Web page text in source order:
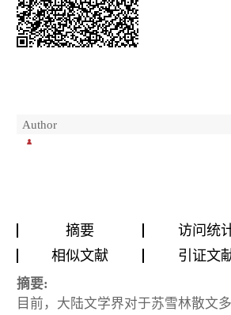
Author
摘要 访问统
相似文献
引证文
摘要:
目前，大陆文学界对于苏雪林散文